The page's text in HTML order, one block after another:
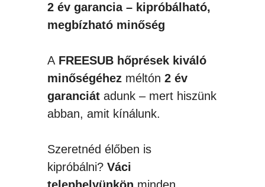
2 év garancia – kipróbálható,
megbízható minőség
A FREESUB hőprések kiváló
minőségéhez méltón 2 év
garanciát adunk – mert hiszünk
abban, amit kínálunk.
Szeretnéd élőben is
kipróbálni? Váci